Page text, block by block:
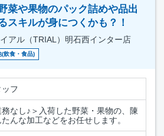
菜や果物のパック詰めや品出
スキルが身につくかも？！
アル（TRIAL）明石西インター店
(飲食・食品)
フ
務なし♪＞入荷した野菜・果物の、陳
んな加工などをお任せします。